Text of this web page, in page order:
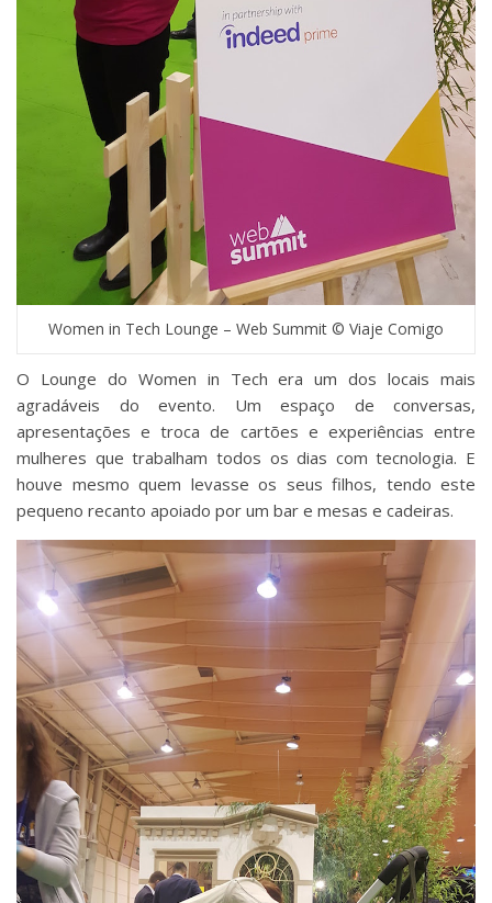
Women in Tech Lounge – Web Summit © Viaje Comigo
O Lounge do Women in Tech era um dos locais mais
agradáveis do evento. Um espaço de conversas,
apresentações e troca de cartões e experiências entre
mulheres que trabalham todos os dias com tecnologia. E
houve mesmo quem levasse os seus filhos, tendo este
pequeno recanto apoiado por um bar e mesas e cadeiras.